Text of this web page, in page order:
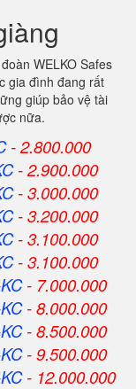
WELKO Safes
gia đình đang rất
giúp bảo vệ tài
nữa.
- 2.800.000
- 2.900.000
- 3.000.000
- 3.200.000
- 3.100.000
- 3.100.000
- 7.000.000
- 8.000.000
- 8.500.000
- 9.500.000
- 12.000.000